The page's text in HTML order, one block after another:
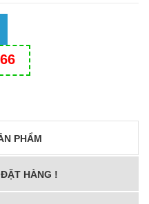
PHẨM
HÀNG !